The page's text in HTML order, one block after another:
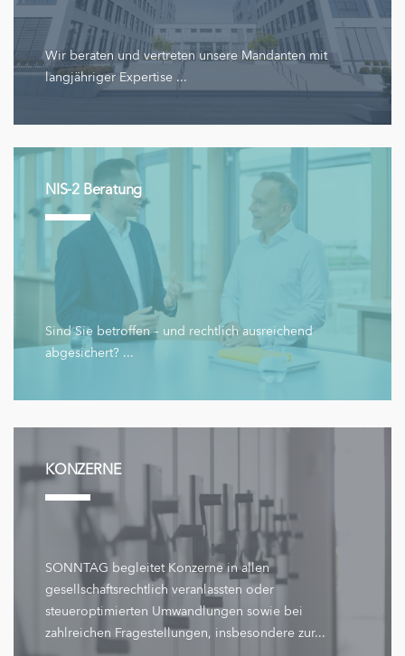
Wir beraten und vertreten unsere Mandanten mit
langjähriger Expertise ...
NIS-2 Beratung
Sind Sie betroffen – und rechtlich ausreichend
abgesichert? ...
KONZERNE
SONNTAG begleitet Konzerne in allen
gesellschaftsrechtlich veranlassten oder
steueroptimierten Umwandlungen sowie bei
zahlreichen Fragestellungen, insbesondere zur...